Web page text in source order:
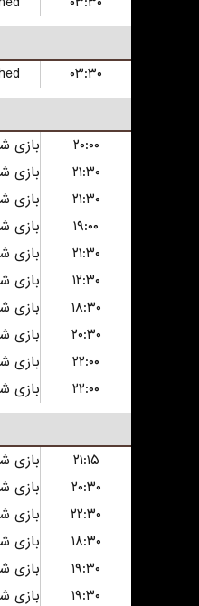
۰۳:۳۰
۲۰:۰۰
۲۱:۳۰
۲۱:۳۰
۱۹:۰۰
۲۱:۳۰
۱۲:۳۰
۱۸:۳۰
۲۰:۳۰
۲۲:۰۰
۲۲:۰۰
۲۱:۱۵
۲۰:۳۰
۲۲:۳۰
۱۸:۳۰
۱۹:۳۰
۱۹:۳۰